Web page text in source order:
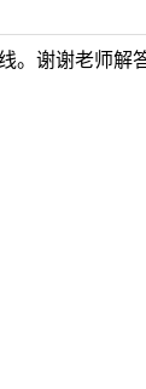
。谢谢老师解